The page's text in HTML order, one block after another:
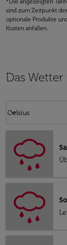
*Die angezeigten
sind zum Zeitpunkt
optionale Produkte
Kosten anfallen.
Das
Celsius
keyboard_arrow_down